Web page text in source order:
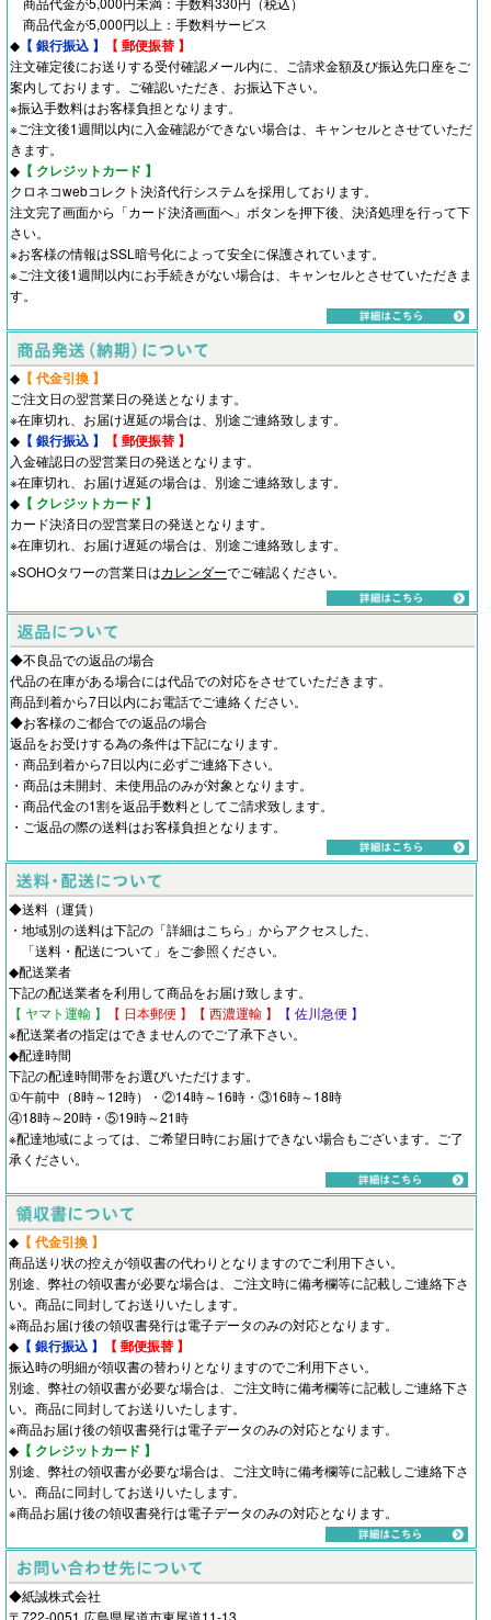
商品代金が5,000円以上：手数料サービス
◆ 【 銀行振込 】 【 郵便振替 】
注文確定後にお送りする受付確認メール内に、ご請求金額及び振込先口座をご
案内しております。ご確認いただき、お振込下さい。
※振込手数料はお客様負担となります。
※ご注文後1週間以内に入金確認ができない場合は、キャンセルとさせていただ
きます。
◆ 【 クレジットカード 】
クロネコwebコレクト決済代行システムを採用しております。
注文完了画面から「カード決済画面へ」ボタンを押下後、決済処理を行って下
さい。
※お客様の情報はSSL暗号化によって安全に保護されています。
※ご注文後1週間以内にお手続きがない場合は、キャンセルとさせていただきま
す。
◆ 【 代金引換 】
ご注文日の翌営業日の発送となります。
※在庫切れ、お届け遅延の場合は、別途ご連絡致します。
◆ 【 銀行振込 】 【 郵便振替 】
入金確認日の翌営業日の発送となります。
※在庫切れ、お届け遅延の場合は、別途ご連絡致します。
◆ 【 クレジットカード 】
カード決済日の翌営業日の発送となります。
※在庫切れ、お届け遅延の場合は、別途ご連絡致します。
※SOHOタワーの営業日はカレンダーでご確認ください。
◆不良品での返品の場合
代品の在庫がある場合には代品での対応をさせていただきます。
商品到着から7日以内にお電話でご連絡ください。
◆お客様のご都合での返品の場合
返品をお受けする為の条件は下記になります。
・商品到着から7日以内に必ずご連絡下さい。
・商品は未開封、未使用品のみが対象となります。
・商品代金の1割を返品手数料としてご請求致します。
・ご返品の際の送料はお客様負担となります。
◆送料（運賃）
・地域別の送料は下記の「詳細はこちら」からアクセスした、
「送料・配送について 」をご参照ください。
◆配送業者
下記の配送業者を利用して商品をお届け致します。
【 ヤマト運輸 】
【 日本郵便 】 【 西濃運輸 】
【 佐川急便 】
※配送業者の指定はできませんのでご了承下さい。
◆配達時間
下記の配達時間帯をお選びいただけます。
①午前中（8時～12時）・②14時～16時・③16時～18時
④18時～20時・⑤19時～21時
※配達地域によっては、ご希望日時にお届けできない場合もございます。ご了
承ください。
◆ 【 代金引換 】
商品送り状の控えが領収書の代わりとなりますのでご利用下さい。
別途、弊社の領収書が必要な場合は、ご注文時に備考欄等に記載しご連絡下さ
い。商品に同封してお送りいたします。
※商品お届け後の領収書発行は電子データのみの対応となります。
◆ 【 銀行振込 】 【 郵便振替 】
振込時の明細が領収書の替わりとなりますのでご利用下さい。
別途、弊社の領収書が必要な場合は、ご注文時に備考欄等に記載しご連絡下さ
い。商品に同封してお送りいたします。
※商品お届け後の領収書発行は電子データのみの対応となります。
◆ 【 クレジットカード 】
別途、弊社の領収書が必要な場合は、ご注文時に備考欄等に記載しご連絡下さ
い。商品に同封してお送りいたします。
※商品お届け後の領収書発行は電子データのみの対応となります。
◆紙誠株式会社